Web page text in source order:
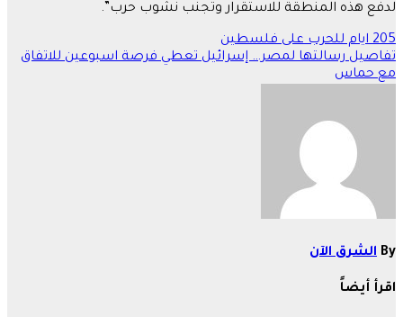
لدفع هذه المنطقة للاستقرار وتجنب نشوب حرب”.
تصفّح
المقالات
205 ايام للحرب على فلسطين
تفاصيل رسالتها لمصر… إسرائيل تعطي فرصة اسبوعين للاتفاق
مع حماس
By الشرق الآن
اقرأ أيضاً